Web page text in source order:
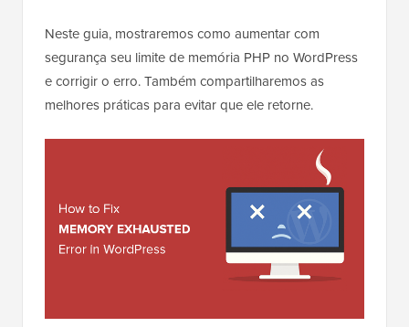
Neste guia, mostraremos como aumentar com
segurança seu limite de memória PHP no WordPress
e corrigir o erro. Também compartilharemos as
melhores práticas para evitar que ele retorne.